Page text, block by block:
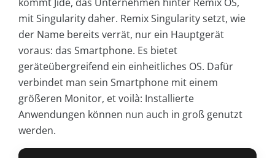
mit Singularity daher. Remix Singularity setzt, wie
der Name bereits verrät, nur ein Hauptgerät
voraus: das Smartphone. Es bietet
geräteübergreifend ein einheitliches OS. Dafür
verbindet man sein Smartphone mit einem
größeren Monitor, et voilà: Installierte
Anwendungen können nun auch in groß genutzt
werden.